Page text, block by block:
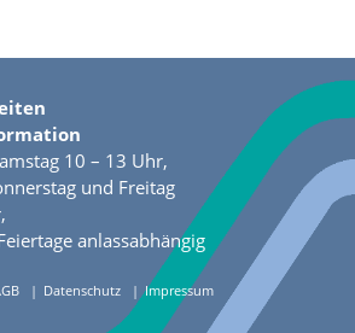
10 – 13 Uhr,
und Freitag
anlassabhängig
Datenschutz Impressum